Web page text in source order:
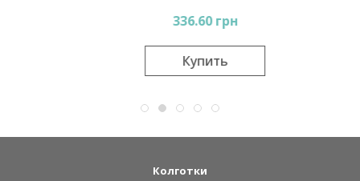
336.60 грн
Купить
Колготки